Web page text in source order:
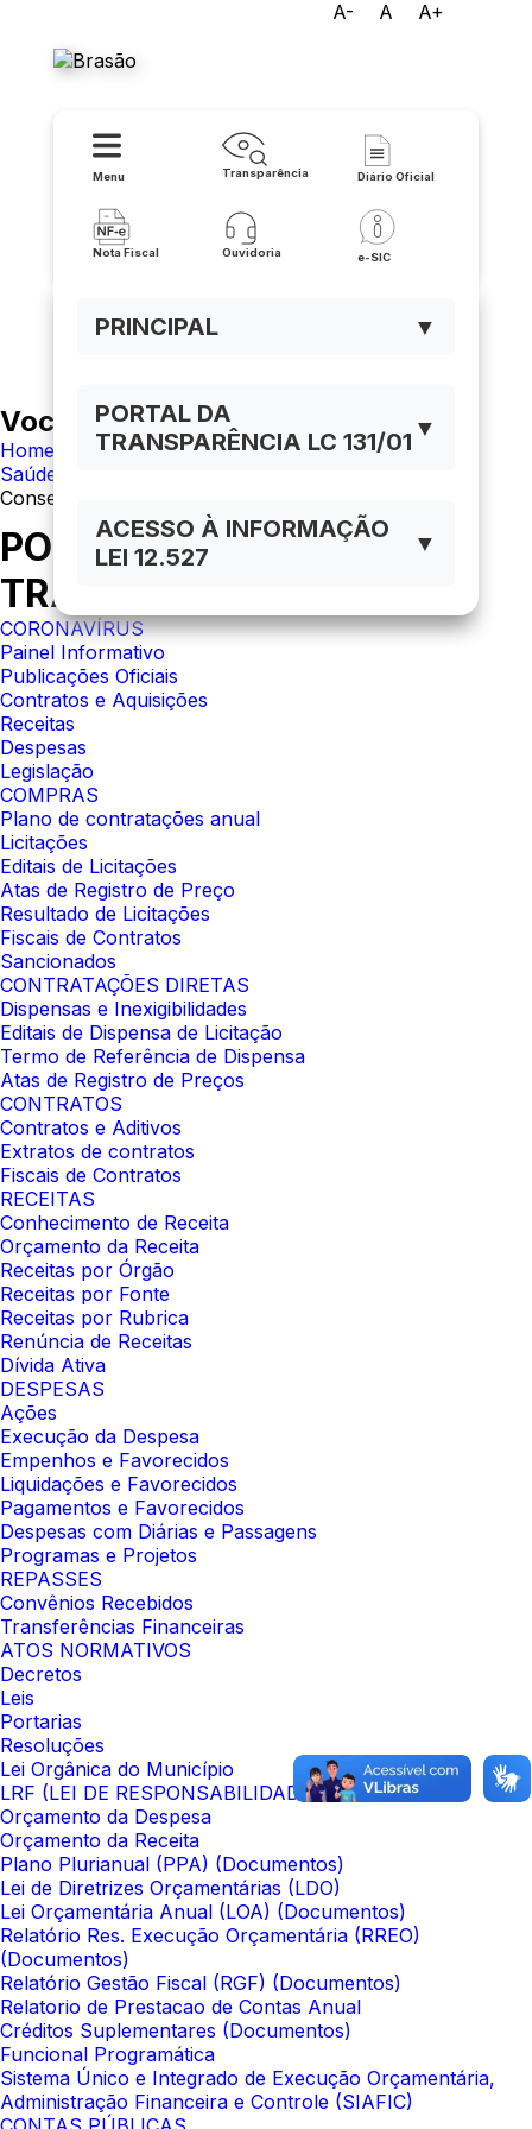
A- A A+
Menu Transparência Diário Oficial
Nota Fiscal Ouvidoria e-SIC
PRINCIPAL ▼
PORTAL DA
TRANSPARÊNCIA LC 131/01 ▼
ACESSO À INFORMAÇÃO
LEI 12.527
▼
Você está navegando em:
Home
Saúde
Conselho Municipal de Saúde
PORTAL DA
TRANSPARÊNCIA
CORONAVÍRUS
Painel Informativo
Publicações Oficiais
Contratos e Aquisições
Receitas
Despesas
Legislação
COMPRAS
Plano de contratações anual
Licitações
Editais de Licitações
Atas de Registro de Preço
Resultado de Licitações
Fiscais de Contratos
Sancionados
CONTRATAÇÕES DIRETAS
Dispensas e Inexigibilidades
Editais de Dispensa de Licitação
Termo de Referência de Dispensa
Atas de Registro de Preços
CONTRATOS
Contratos e Aditivos
Extratos de contratos
Fiscais de Contratos
RECEITAS
Conhecimento de Receita
Orçamento da Receita
Receitas por Órgão
Receitas por Fonte
Receitas por Rubrica
Renúncia de Receitas
Dívida Ativa
DESPESAS
Ações
Execução da Despesa
Empenhos e Favorecidos
Liquidações e Favorecidos
Pagamentos e Favorecidos
Despesas com Diárias e Passagens
Programas e Projetos
REPASSES
Convênios Recebidos
Transferências Financeiras
ATOS NORMATIVOS
Decretos
Leis
Portarias
Resoluções
Lei Orgânica do Município
LRF (LEI DE RESPONSABILIDADE FISCAL)
Orçamento da Despesa
Orçamento da Receita
Plano Plurianual (PPA) (Documentos)
Lei de Diretrizes Orçamentárias (LDO)
Lei Orçamentária Anual (LOA) (Documentos)
Relatório Res. Execução Orçamentária (RREO)
(Documentos)
Relatório Gestão Fiscal (RGF) (Documentos)
Relatorio de Prestacao de Contas Anual
Créditos Suplementares (Documentos)
Funcional Programática
Sistema Único e Integrado de Execução Orçamentária,
Administração Financeira e Controle (SIAFIC)